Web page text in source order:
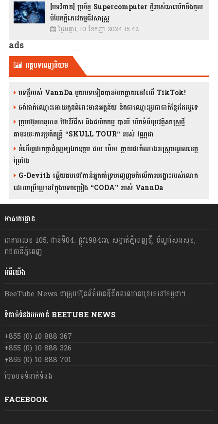
[បទវិភាគ] ប្រព័ន្ធ Supercomputer ថ្មីរបស់អាមេរិកនឹងចូល
បំបែកក្តីភេរវកម្មជីវសាស្រ្ត
ថ្ងៃអង្គារ, 10 ខែកញ្ញា 2024 15:42
ads
អត្ថបទពេញនិយម
បទថ្មីរបស់ VannDa មួយបទទៀតបានបែកធ្លាយនៅលើ TikTok!
ចង់ដាក់ឈ្មោះអោយកូនពិរោះមានអត្ថន័យ និងជាឈ្មោះប្រជាជាតិខ្មែរដែរឬទេ
ក្រុមហ៊ុនហនុមាន ប៊ែវើរីជីស និង​ផលិតកម្ម បារមី​ បើកទំព័រប្រវត្តិសាស្ត្រថ្មី
តាមរយៈការប្រគំតន្រ្តី “SKULL TOUR” របស់ វណ្ណដា
អំពើល្អជាកត្តាជំរុញឲ្យឯកឧត្តម ជាម ប៉េអា ក្លាយជាតំណាងរាស្ត្រមណ្ឌលខេត្ត
ព្រៃវែង
G-Devith ឆ្លើយតបទៅកាន់អ្នកគាំទ្របញ្ចេញមតិលើការបង្ហោះរបស់លោក
ដោយប្រើឃ្លានៅក្នុងបទចម្រៀង “CODA” រ​​​បស់ VannDa
អាសយដ្ឋាន
អាគារលេខ 105, ជាន់ទី04. ផ្លូវ1984អា, សង្កាត់ភ្នំពេញថ្មី, ខ័ណ្ឌសែនសុខ,
រាជធានីភ្នំពេញ
អំពីយើង
BeeTube News ជា​ក្រុមហ៊ុន​ព័ត៌មាន​ឌីជីថលឈាន​មុខ​គេ​នៅ​កម្ពុជា។
ទំនាក់ទំនងមកកាន់ BEETUBE NEWS
+855 (0) 10 888 367
+855 (0) 10 888 326
+855 (0) 10 888 701
បែបបទទំនាក់ទំនង
FACEBOOK